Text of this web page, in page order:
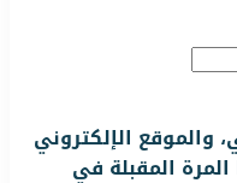
الإلكتروني
المقبلة في